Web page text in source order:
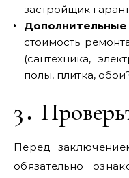
застройщик
стоимость
(сантехника,
полы, плитка,
3․
Перед
обязательно